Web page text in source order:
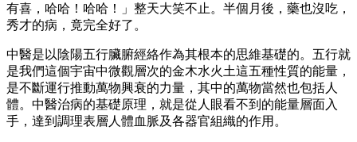
有喜，哈哈！哈哈！」整天大笑不止。半個月後，藥也沒吃，
秀才的病，竟完全好了。
中醫是以陰陽五行臟腑經絡作為其根本的思維基礎的。五行就
是我們這個宇宙中微觀層次的金木水火土這五種性質的能量，
是不斷運行推動萬物興衰的力量，其中的萬物當然也包括人
體。中醫治病的基礎原理，就是從人眼看不到的能量層面入
手，達到調理表層人體血脈及各器官組織的作用。